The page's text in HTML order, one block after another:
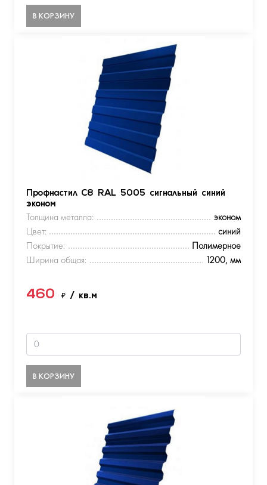
В КОРЗИНУ
Профнастил С8 RAL 5005 сигнальный синий
эконом
Толщина металла:
эконом
Цвет:
синий
Покрытие:
Полимерное
Ширина общая:
1200, мм
460 ₽ / кв.м
В КОРЗИНУ